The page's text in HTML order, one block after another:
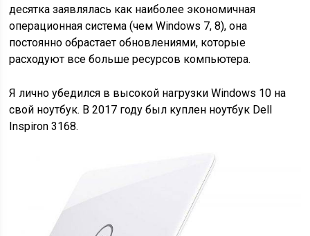
десятка заявлялась как наиболее экономичная
операционная система (чем Windows 7, 8), она
постоянно обрастает обновлениями, которые
расходуют все больше ресурсов компьютера.
Я лично убедился в высокой нагрузки Windows 10 на
свой ноутбук. В 2017 году был куплен ноутбук Dell
Inspiron 3168.